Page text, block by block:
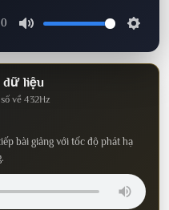
dữ liệu
về 432Hz
bài giảng với tốc độ phát hạ